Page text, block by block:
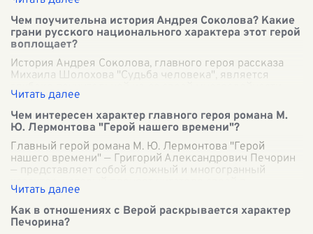
Чем поучительна история Андрея Соколова? Какие
грани русского национального характера этот герой
воплощает?
История Андрея Соколова, главного героя рассказа
Михаила Шолохова "Судьба человека", является
глубоко поучительной из-за своей многослойности,
наполненной трагизмом и стойкостью ду
Чем интересен характер главного героя романа М.
Ю. Лермонтова "Герой нашего времени"?
Главный герой романа М. Ю. Лермонтова "Герой
нашего времени" — Григорий Александрович Печорин
— представляет собой сложный и многогранный
характер, который пленяет читателя своей п
Как в отношениях с Верой раскрывается характер
Печорина?